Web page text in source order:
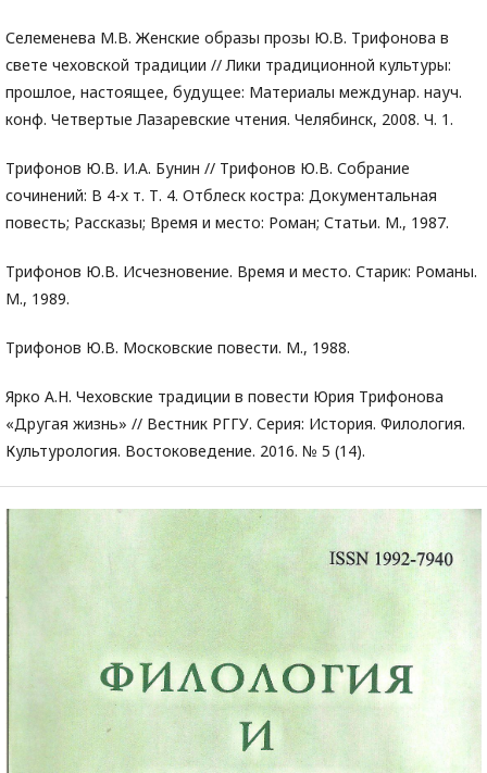
Селеменева М.В. Женские образы прозы Ю.В. Трифонова в
свете чеховской традиции // Лики традиционной культуры:
прошлое, настоящее, будущее: Материалы междунар. науч.
конф. Четвертые Лазаревские чтения. Челябинск, 2008. Ч. 1.
Трифонов Ю.В. И.А. Бунин // Трифонов Ю.В. Собрание
сочинений: В 4-х т. Т. 4. Отблеск костра: Документальная
повесть; Рассказы; Время и место: Роман; Статьи. М., 1987.
Трифонов Ю.В. Исчезновение. Время и место. Старик: Романы.
М., 1989.
Трифонов Ю.В. Московские повести. М., 1988.
Ярко А.Н. Чеховские традиции в повести Юрия Трифонова
«Другая жизнь» // Вестник РГГУ. Серия: История. Филология.
Культурология. Востоковедение. 2016. № 5 (14).